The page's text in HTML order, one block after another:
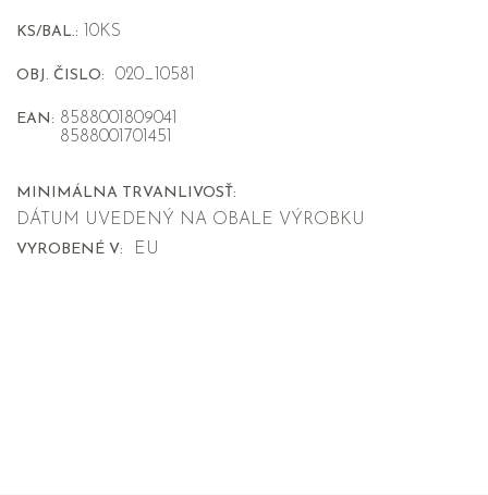
KS/BAL.: 10KS
OBJ. ČISLO: 020_10581
EAN: 8588001809041
8588001701451
MINIMÁLNA TRVANLIVOSŤ:
DÁTUM UVEDENÝ NA OBALE VÝROBKU
VYROBENÉ V: EU